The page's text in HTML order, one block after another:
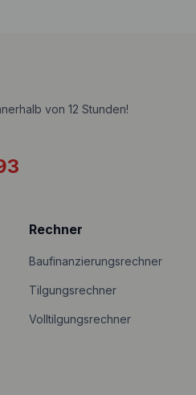
von 12 Stunden!
Rechner
Baufinanzierungsrechner
Tilgungsrechner
Volltilgungsrechner